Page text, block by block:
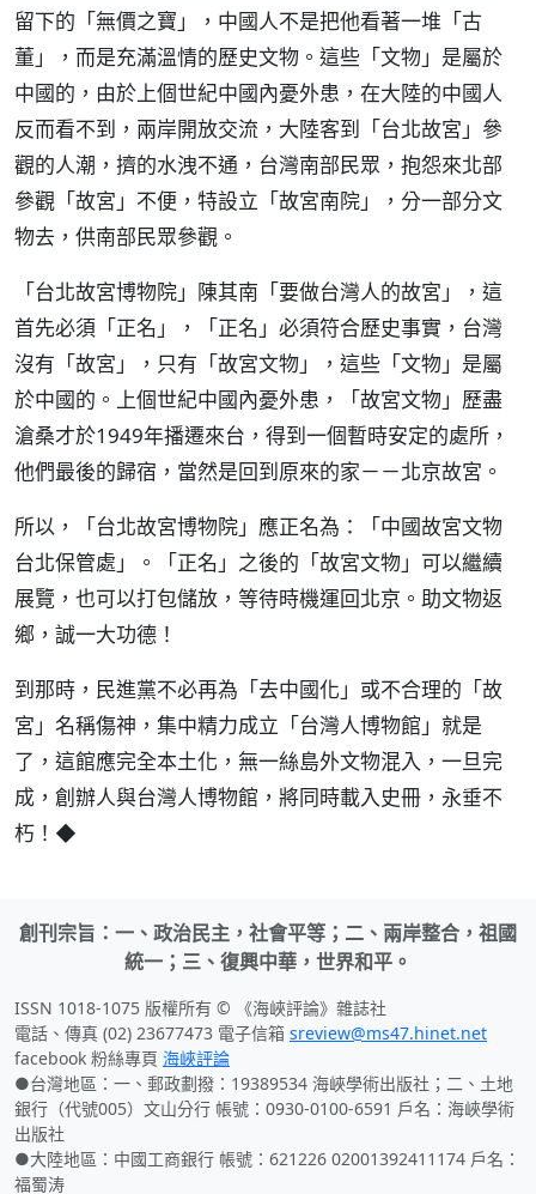
留下的「無價之寶」，中國人不是把他看著一堆「古
董」，而是充滿溫情的歷史文物。這些「文物」是屬於
中國的，由於上個世紀中國內憂外患，在大陸的中國人
反而看不到，兩岸開放交流，大陸客到「台北故宮」參
觀的人潮，擠的水洩不通，台灣南部民眾，抱怨來北部
參觀「故宮」不便，特設立「故宮南院」，分一部分文
物去，供南部民眾參觀。
「台北故宮博物院」陳其南「要做台灣人的故宮」，這
首先必須「正名」，「正名」必須符合歷史事實，台灣
沒有「故宮」，只有「故宮文物」，這些「文物」是屬
於中國的。上個世紀中國內憂外患，「故宮文物」歷盡
滄桑才於1949年播遷來台，得到一個暫時安定的處所，
他們最後的歸宿，當然是回到原來的家－－北京故宮。
所以，「台北故宮博物院」應正名為：「中國故宮文物
台北保管處」。「正名」之後的「故宮文物」可以繼續
展覽，也可以打包儲放，等待時機運回北京。助文物返
鄉，誠一大功德！
到那時，民進黨不必再為「去中國化」或不合理的「故
宮」名稱傷神，集中精力成立「台灣人博物館」就是
了，這館應完全本土化，無一絲島外文物混入，一旦完
成，創辦人與台灣人博物館，將同時載入史冊，永垂不
朽！◆
創刊宗旨：一、政治民主，社會平等；二、兩岸整合，祖國
統一；三、復興中華，世界和平。
ISSN 1018-1075 版權所有 © 《海峽評論》雜誌社
電話、傳真 (02) 23677473 電子信箱 sreview@ms47.hinet.net
facebook 粉絲專頁 海峽評論
●台灣地區：一、郵政劃撥：19389534 海峽學術出版社；二、土地
銀行（代號005）文山分行 帳號：0930-0100-6591 戶名：海峽學術
出版社
●大陸地區：中國工商銀行 帳號：621226 02001392411174 戶名：
福蜀涛